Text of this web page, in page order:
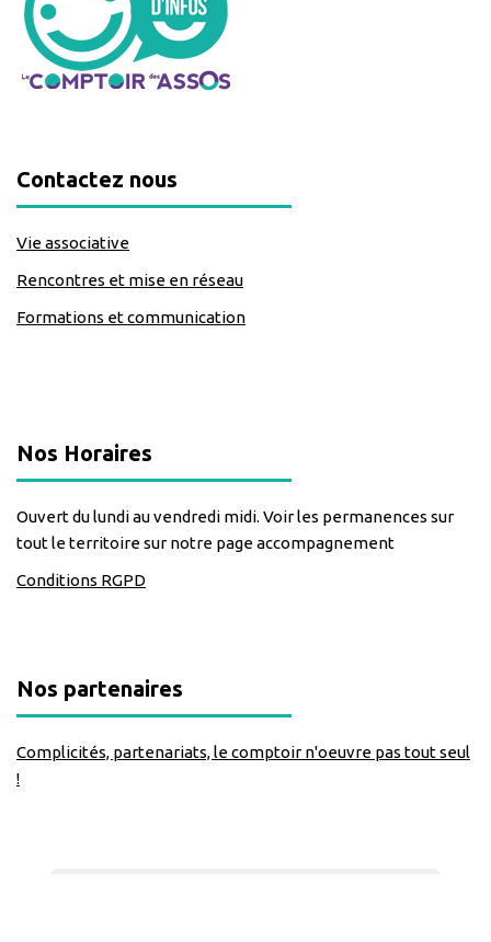
Contactez nous
Vie associative
Rencontres et mise en réseau
Formations et communication
Nos Horaires
Ouvert du lundi au vendredi midi. Voir les permanences sur
tout le territoire sur notre page accompagnement
Conditions RGPD
Nos partenaires
Complicités, partenariats, le comptoir n'oeuvre pas tout seul
!